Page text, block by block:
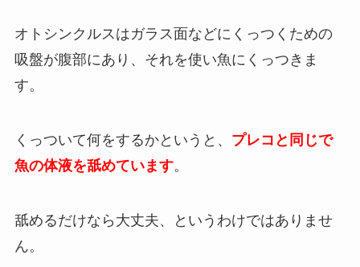
オトシンクルスはガラス面などにくっつくための
吸盤が腹部にあり、それを使い魚にくっつきま
す。
くっついて何をするかというと、 プレコと同じで
魚の体液を舐めています。
舐めるだけなら大丈夫、というわけではありませ
ん。